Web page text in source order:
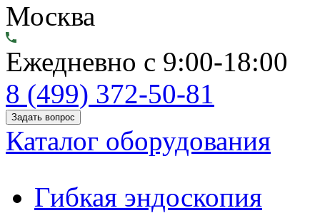
Москва
Ежедневно с 9:00-18:00
8 (499) 372-50-81
Задать вопрос
Каталог оборудования
Гибкая эндоскопия